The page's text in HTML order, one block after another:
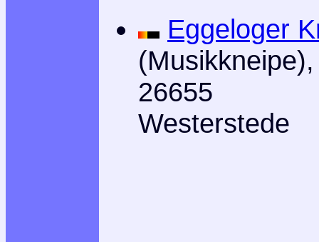
Eggeloger
(Musikkneipe),
26655
Westerstede